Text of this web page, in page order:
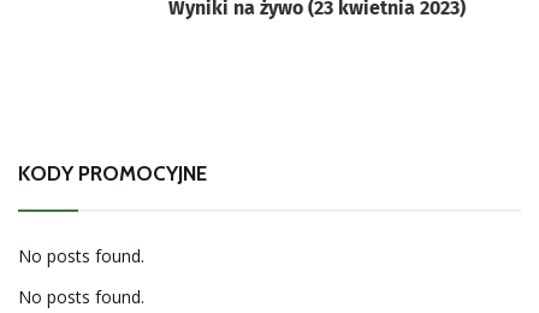
Wyniki na żywo (23 kwietnia 2023)
KODY PROMOCYJNE
No posts found.
No posts found.